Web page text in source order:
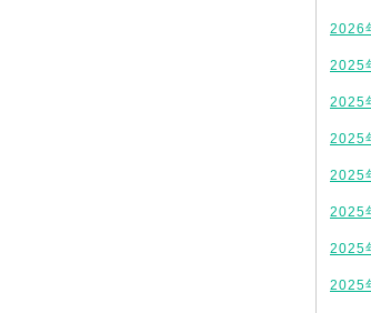
2026
2025
2025
2025
2025
2025
2025
2025